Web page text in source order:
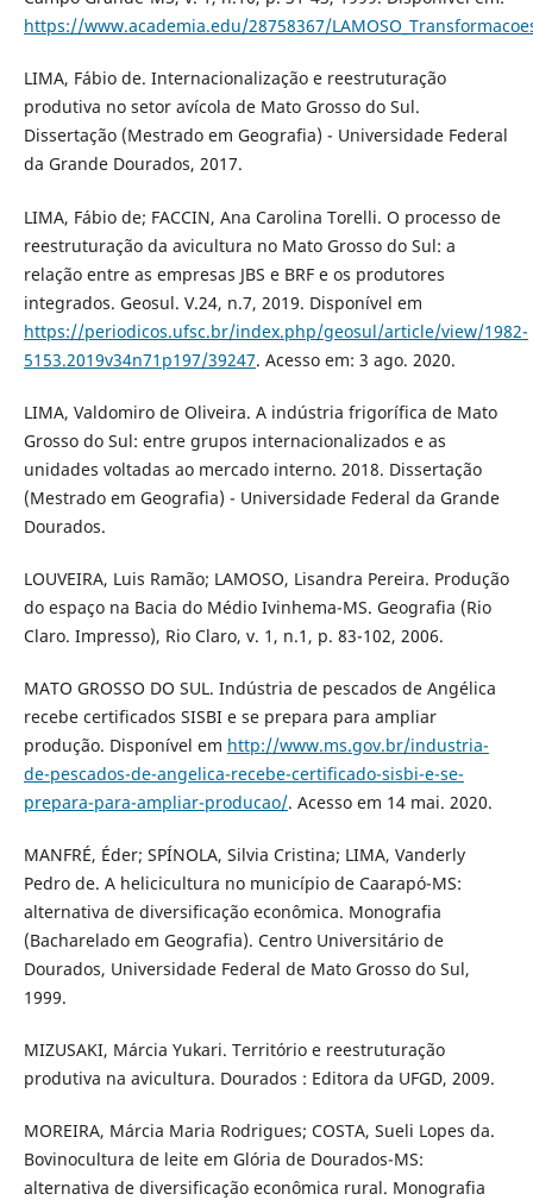
https://www.academia.edu/28758367/
LIMA, Fábio de. Internacionalização e reestruturação
produtiva no setor avícola de Mato Grosso do Sul.
Dissertação (Mestrado em Geografia) - Universidade Federal
da Grande Dourados, 2017.
LIMA, Fábio de; FACCIN, Ana Carolina Torelli. O processo de
reestruturação da avicultura no Mato Grosso do Sul: a
relação entre as empresas JBS e BRF e os produtores
integrados. Geosul. V.24, n.7, 2019. Disponível em
https://periodicos.ufsc.br/index.php/geosul/article/view/1982-
5153.2019v34n71p197/39247. Acesso em: 3 ago. 2020.
LIMA, Valdomiro de Oliveira. A indústria frigorífica de Mato
Grosso do Sul: entre grupos internacionalizados e as
unidades voltadas ao mercado interno. 2018. Dissertação
(Mestrado em Geografia) - Universidade Federal da Grande
Dourados.
LOUVEIRA, Luis Ramão; LAMOSO, Lisandra Pereira. Produção
do espaço na Bacia do Médio Ivinhema-MS. Geografia (Rio
Claro. Impresso), Rio Claro, v. 1, n.1, p. 83-102, 2006.
MATO GROSSO DO SUL. Indústria de pescados de Angélica
recebe certificados SISBI e se prepara para ampliar
produção. Disponível em http://www.ms.gov.br/industria-
de-pescados-de-angelica-recebe-certificado-sisbi-e-se-
prepara-para-ampliar-producao/. Acesso em 14 mai. 2020.
MANFRÉ, Éder; SPÍNOLA, Silvia Cristina; LIMA, Vanderly
Pedro de. A helicicultura no município de Caarapó-MS:
alternativa de diversificação econômica. Monografia
(Bacharelado em Geografia). Centro Universitário de
Dourados, Universidade Federal de Mato Grosso do Sul,
1999.
MIZUSAKI, Márcia Yukari. Território e reestruturação
produtiva na avicultura. Dourados : Editora da UFGD, 2009.
MOREIRA, Márcia Maria Rodrigues; COSTA, Sueli Lopes da.
Bovinocultura de leite em Glória de Dourados-MS:
alternativa de diversificação econômica rural. Monografia